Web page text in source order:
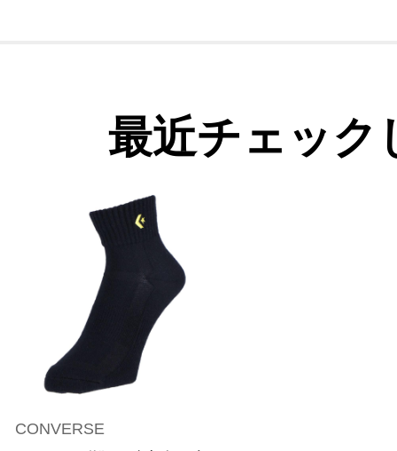
最近チェック
CONVERSE